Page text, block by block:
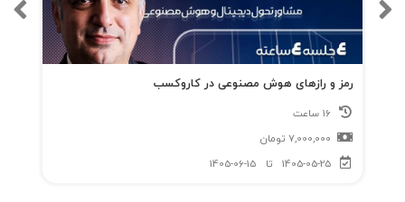
رمز و رازهای هوش مصنوعی در کاروکسب
7,000,000 تومان
1405-05-25
تا 1405-06-15